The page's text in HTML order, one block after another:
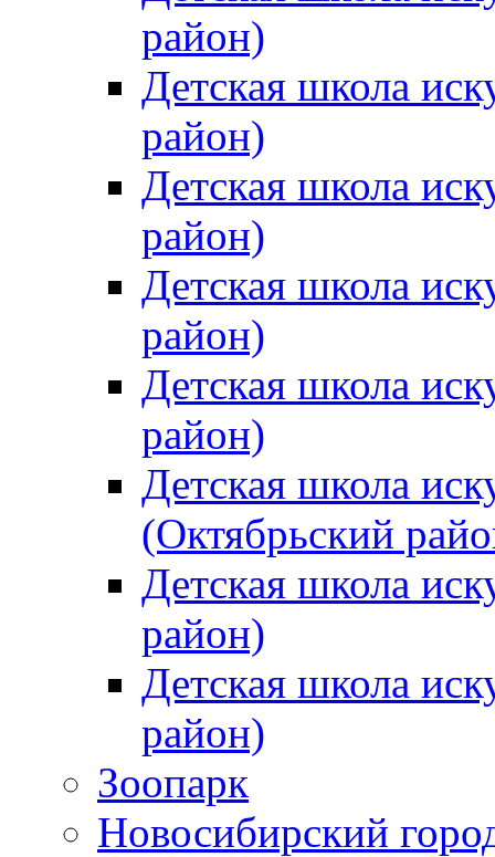
район)
Детская школа
район)
Детская школа
район)
Детская школа
район)
Детская школа
район)
Детская школа
(Октябрьский
Детская школа
район)
Детская школа
район)
Зоопарк
Новосибирский